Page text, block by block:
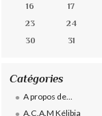
16
17
23
24
30
31
Catégories
A propos de...
A.C.A.M Kélibia